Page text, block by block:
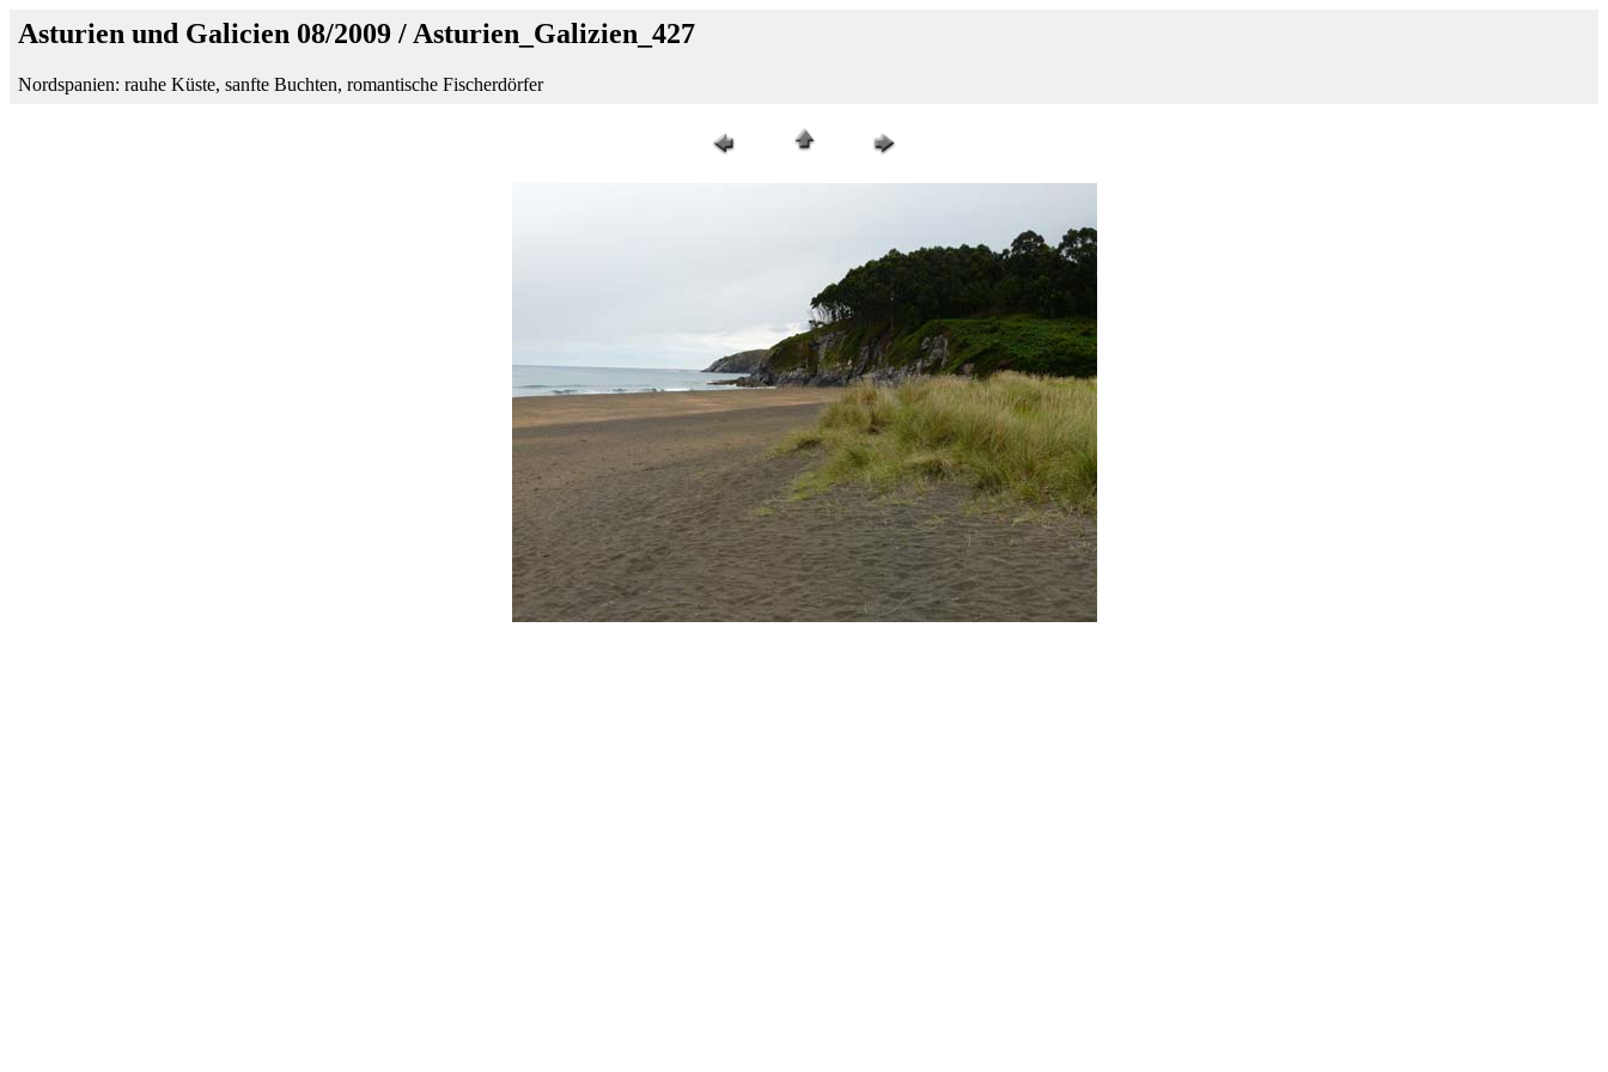
Asturien und Galicien 08/2009 / Asturien_Galizien_427
Nordspanien: rauhe Küste, sanfte Buchten, romantische Fischerdörfer